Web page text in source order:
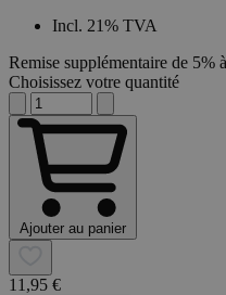
Incl. 21% TVA
Remise supplémentaire de 5%
Choisissez votre quantité
Ajouter au panier
11,95 €